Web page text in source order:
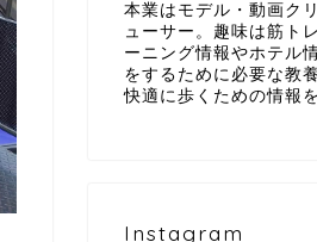
本業はモデル・動画ク
ューサー。趣味は筋ト
ーニング情報やホテル
をするために必要な教
快適に歩くための情報
Instagram